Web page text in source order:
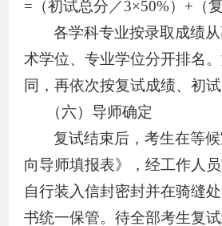
= （初试总分／3×50%） + （
各学科专业按录取成绩
术学位、专业学位分开排名
同，再依次按复试成绩、初
（六）导师确定
复试结束后，考生在等
向导师填报表》，经工作人
自行装入信封密封并在骑缝
书统一保管。待全部考生复